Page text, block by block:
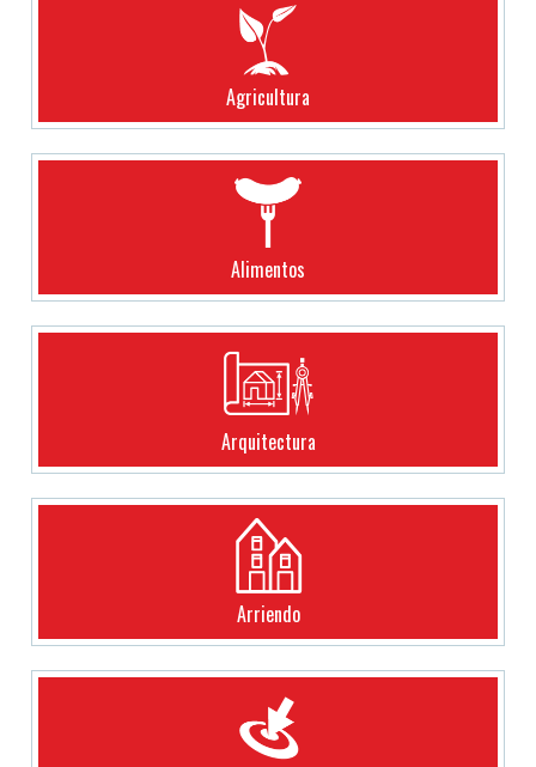
Agricultura
Alimentos
Arquitectura
Arriendo